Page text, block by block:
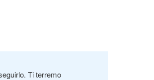
Ti terremo